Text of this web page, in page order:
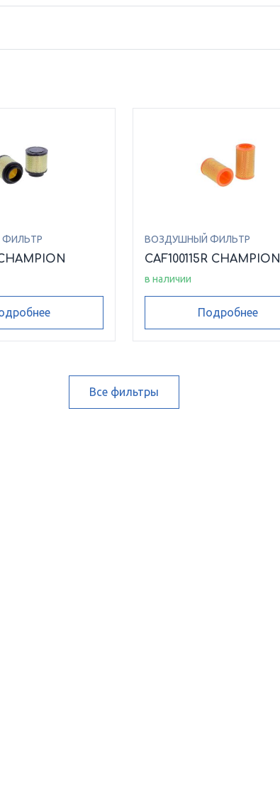
ВОЗДУШНЫЙ ФИЛЬТР
CAF100115R CHAMPION
в наличии
Подробнее
Все фильтры